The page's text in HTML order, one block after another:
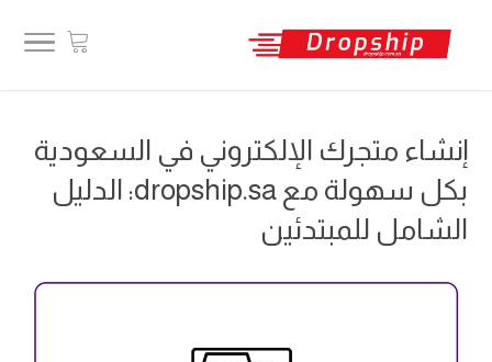
إنشاء متجرك الإلكتروني في السعودية
بكل سهولة مع dropship.sa: الدليل
الشامل للمبتدئين